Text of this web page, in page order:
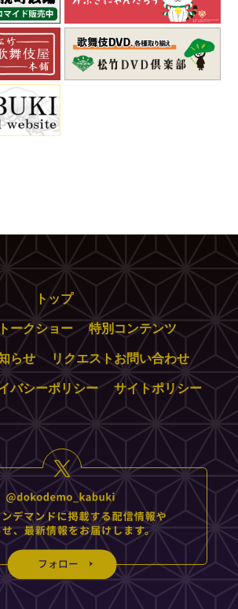
トップ
ークショー
特別コンテンツ
らせ
リクエストお問い合わせ
バシーポリシー サイトポリシー